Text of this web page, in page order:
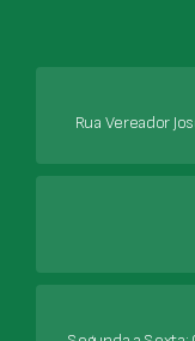
Rua Vereador